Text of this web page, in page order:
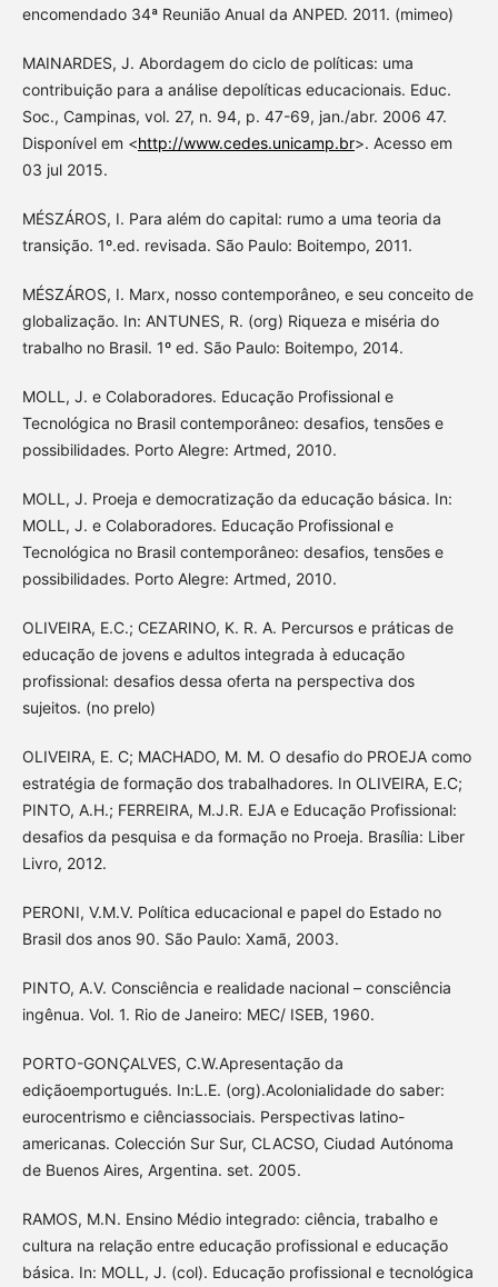
encomendado 34ª Reunião Anual da ANPED. 2011. (mimeo)
MAINARDES, J. Abordagem do ciclo de políticas: uma
contribuição para a análise depolíticas educacionais. Educ.
Soc., Campinas, vol. 27, n. 94, p. 47-69, jan./abr. 2006 47.
Disponível em <http://www.cedes.unicamp.br>. Acesso em
03 jul 2015.
MÉSZÁROS, I. Para além do capital: rumo a uma teoria da
transição. 1º.ed. revisada. São Paulo: Boitempo, 2011.
MÉSZÁROS, I. Marx, nosso contemporâneo, e seu conceito de
globalização. In: ANTUNES, R. (org) Riqueza e miséria do
trabalho no Brasil. 1º ed. São Paulo: Boitempo, 2014.
MOLL, J. e Colaboradores. Educação Profissional e
Tecnológica no Brasil contemporâneo: desafios, tensões e
possibilidades. Porto Alegre: Artmed, 2010.
MOLL, J. Proeja e democratização da educação básica. In:
MOLL, J. e Colaboradores. Educação Profissional e
Tecnológica no Brasil contemporâneo: desafios, tensões e
possibilidades. Porto Alegre: Artmed, 2010.
OLIVEIRA, E.C.; CEZARINO, K. R. A. Percursos e práticas de
educação de jovens e adultos integrada à educação
profissional: desafios dessa oferta na perspectiva dos
sujeitos. (no prelo)
OLIVEIRA, E. C; MACHADO, M. M. O desafio do PROEJA como
estratégia de formação dos trabalhadores. In OLIVEIRA, E.C;
PINTO, A.H.; FERREIRA, M.J.R. EJA e Educação Profissional:
desafios da pesquisa e da formação no Proeja. Brasília: Liber
Livro, 2012.
PERONI, V.M.V. Política educacional e papel do Estado no
Brasil dos anos 90. São Paulo: Xamã, 2003.
PINTO, A.V. Consciência e realidade nacional – consciência
ingênua. Vol. 1. Rio de Janeiro: MEC/ ISEB, 1960.
PORTO-GONÇALVES, C.W.Apresentação da
ediçãoemportugués. In:L.E. (org).Acolonialidade do saber:
eurocentrismo e ciênciassociais. Perspectivas latino-
americanas. Colección Sur Sur, CLACSO, Ciudad Autónoma
de Buenos Aires, Argentina. set. 2005.
RAMOS, M.N. Ensino Médio integrado: ciência, trabalho e
cultura na relação entre educação profissional e educação
básica. In: MOLL, J. (col). Educação profissional e tecnológica